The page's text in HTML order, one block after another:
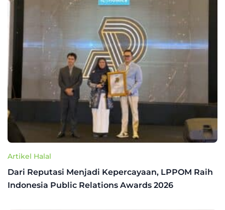
Artikel Halal
Dari Reputasi Menjadi Kepercayaan, LPPOM Raih
Indonesia Public Relations Awards 2026